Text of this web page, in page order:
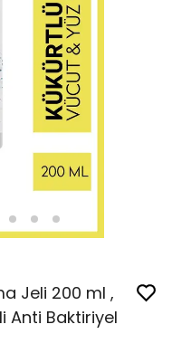
Jeli 200 ml ,
Anti Baktiriyel